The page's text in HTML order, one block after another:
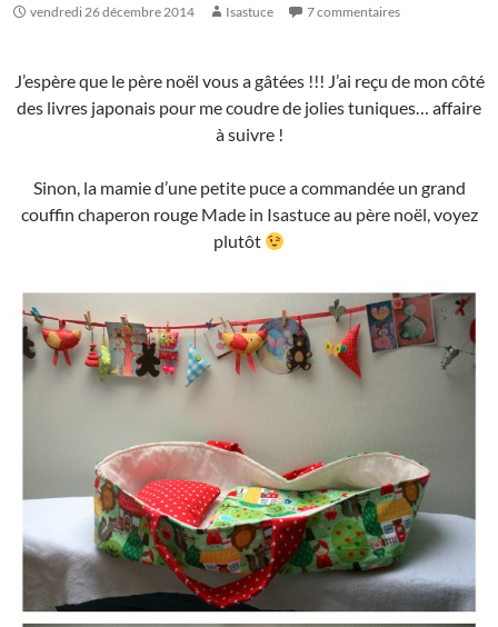
vendredi 26 décembre 2014 Isastuce 7 commentaires
J’espère que le père noël vous a gâtées !!! J’ai reçu de mon côté
des livres japonais pour me coudre de jolies tuniques… affaire
à suivre !
Sinon, la mamie d’une petite puce a commandée un grand
couffin chaperon rouge Made in Isastuce au père noël, voyez
plutôt